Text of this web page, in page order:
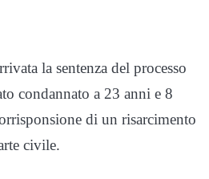
la sentenza del processo
condannato a 23 anni e 8
di un risarcimento
civile.